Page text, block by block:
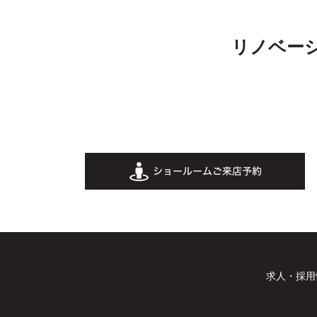
リノベー
求人・採